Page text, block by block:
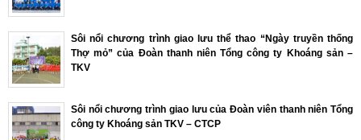
Sôi nổi chương trình giao lưu thể thao “Ngày truyền thống
Thợ mỏ” của Đoàn thanh niên Tổng công ty Khoáng sản –
TKV
Sôi nổi chương trình giao lưu của Đoàn viên thanh niên Tổng
công ty Khoáng sản TKV – CTCP